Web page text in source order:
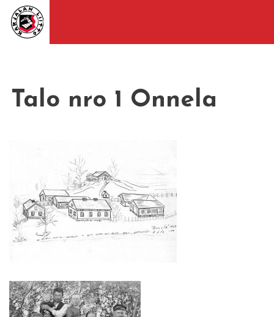
Talo nro 1 Onnela